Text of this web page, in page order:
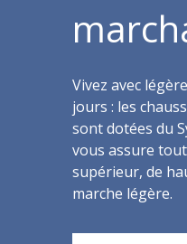
Vivez avec
jours : les
sont dotées du
vous assure
supérieur, de
marche légère.